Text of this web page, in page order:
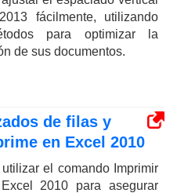
fácilmente, utilizando
para optimizar la
de sus documentos.
de filas y
en Excel 2010
el comando Imprimir
2010 para asegurar